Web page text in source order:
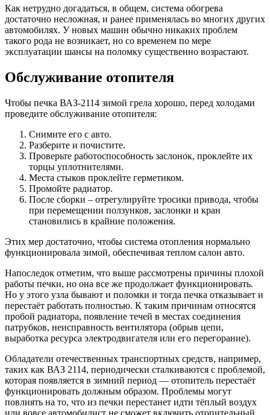
Как нетрудно догадаться, в общем, система обогрева
достаточно несложная, и ранее применялась во многих других
автомобилях. У новых машин обычно никаких проблем
такого рода не возникает, но со временем по мере
эксплуатации шансы на поломку существенно возрастают.
Обслуживание отопителя
Чтобы печка ВАЗ-2114 зимой грела хорошо, перед холодами
проведите обслуживание отопителя:
Снимите его с авто.
Разберите и почистите.
Проверьте работоспособность заслонок, проклейте их
торцы уплотнителями.
Места стыков проклейте герметиком.
Промойте радиатор.
После сборки – отрегулируйте тросики привода, чтобы
при перемещении ползунков, заслонки и кран
становились в крайние положения.
Этих мер достаточно, чтобы система отопления нормально
функционировала зимой, обеспечивая теплом салон авто.
Напоследок отметим, что выше рассмотрены причины плохой
работы печки, но она все же продолжает функционировать.
Но у этого узла бывают и поломки и тогда печка отказывает и
перестаёт работать полностью. К таким причинам относятся
пробой радиатора, появление течей в местах соединения
патрубков, неисправность вентилятора (обрыв цепи,
выработка ресурса электродвигателя или его перегорание).
Обладатели отечественных транспортных средств, например,
таких как ВАЗ 2114, периодически сталкиваются с проблемой,
которая появляется в зимний период — отопитель перестаёт
функционировать должным образом. Проблемы могут
повлиять на то, что из печки перестанет идти тёплый воздух
или вовсе автомобилист не сможет включить отопительный